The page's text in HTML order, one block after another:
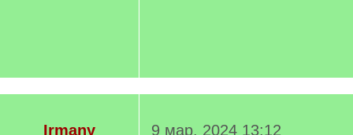
Irmany
9 мар. 2024 13:12